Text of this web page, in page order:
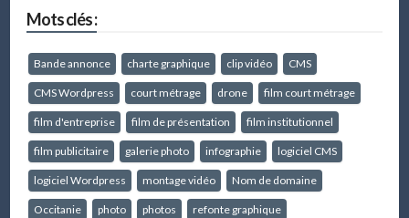
Mots clés :
Bande annonce charte graphique clip vidéo CMS
CMS Wordpress court métrage drone film court métrage
film d'entreprise film de présentation film institutionnel
film publicitaire galerie photo infographie logiciel CMS
logiciel Wordpress montage vidéo Nom de domaine
Occitanie photo photos refonte graphique